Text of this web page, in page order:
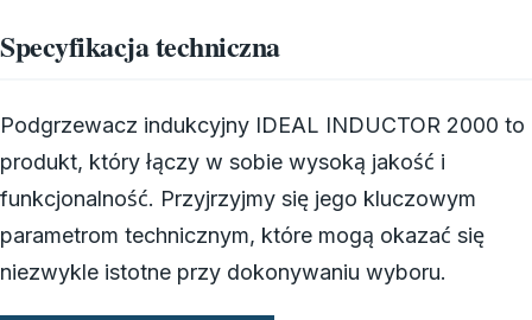
Specyfikacja techniczna
Podgrzewacz indukcyjny IDEAL INDUCTOR 2000 to
produkt, który łączy w sobie wysoką jakość i
funkcjonalność. Przyjrzyjmy się jego kluczowym
parametrom technicznym, które mogą okazać się
niezwykle istotne przy dokonywaniu wyboru.